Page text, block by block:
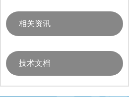
相关资讯
技术文档